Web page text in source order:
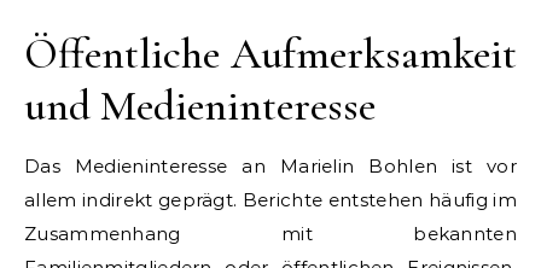
Öffentliche Aufmerksamkeit
und Medieninteresse
Das Medieninteresse an Marielin Bohlen ist vor
allem indirekt geprägt. Berichte entstehen häufig im
Zusammenhang mit bekannten